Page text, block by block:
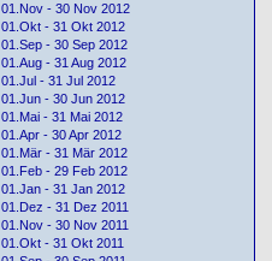
01.Nov - 30 Nov 2012
01.Okt - 31 Okt 2012
01.Sep - 30 Sep 2012
01.Aug - 31 Aug 2012
01.Jul - 31 Jul 2012
01.Jun - 30 Jun 2012
01.Mai - 31 Mai 2012
01.Apr - 30 Apr 2012
01.Mär - 31 Mär 2012
01.Feb - 29 Feb 2012
01.Jan - 31 Jan 2012
01.Dez - 31 Dez 2011
01.Nov - 30 Nov 2011
01.Okt - 31 Okt 2011